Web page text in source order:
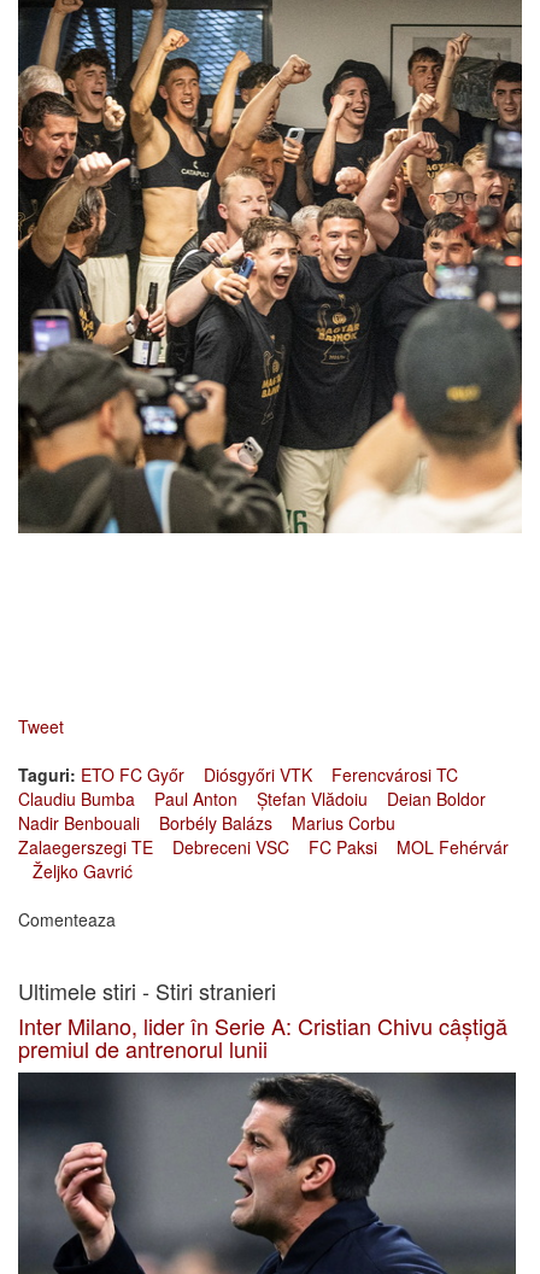
Tweet
Taguri: ETO FC Győr Diósgyőri VTK
Ferencvárosi TC
Claudiu Bumba
Paul Anton Ștefan Vlădoiu
Deian Boldor
Nadir Benbouali
Borbély Balázs
Marius Corbu
Zalaegerszegi TE
Debreceni VSC FC Paksi
MOL Fehérvár
Željko Gavrić
Comenteaza
Ultimele stiri - Stiri stranieri
Inter Milano, lider în Serie A: Cristian Chivu câștigă
premiul de antrenorul lunii